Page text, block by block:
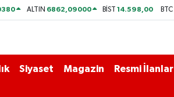
ALTIN 6862,09000 BİST14.598,00 BTC
Siyaset Magazin Resmi İlanlar